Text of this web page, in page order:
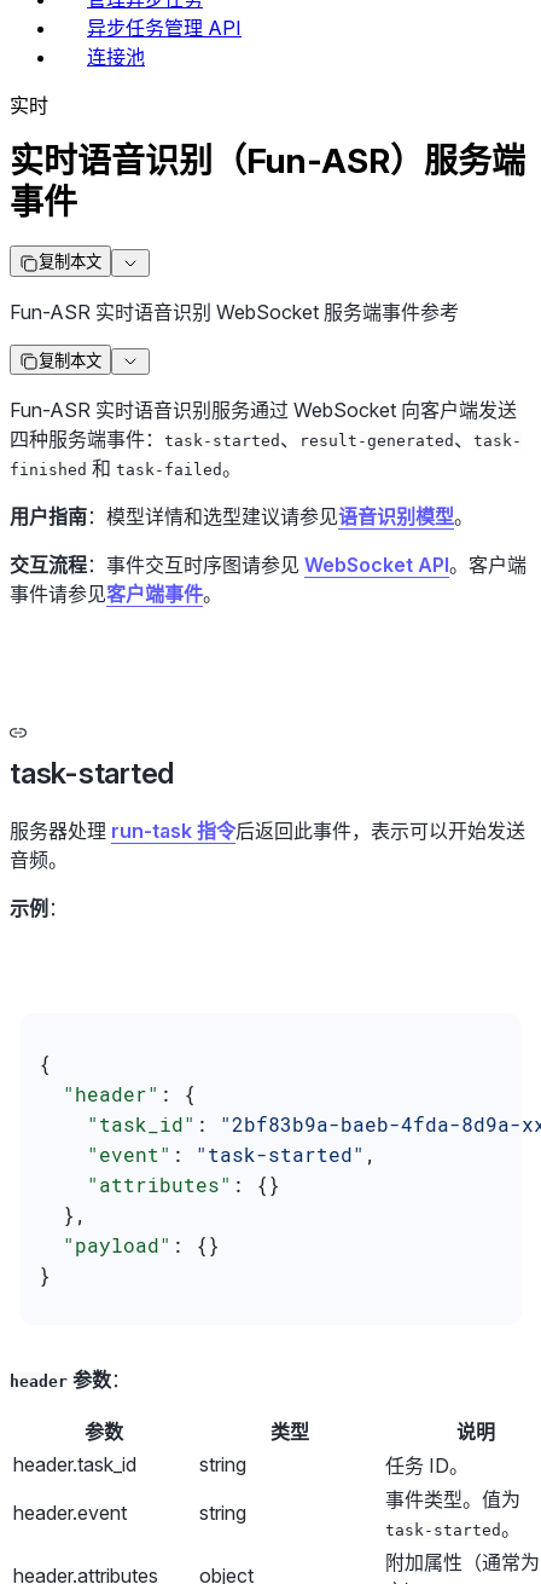
异步任务管理 API
连接池
实时
实时语音识别（Fun-ASR）服务端
事件
复制本文
Fun-ASR 实时语音识别 WebSocket 服务端事件参考
复制本文
Fun-ASR 实时语音识别服务通过 WebSocket 向客户端发送
四种服务端事件：
task-started 、 result-generated 、
task-
finished 和 task-failed。
用户指南：模型详情和选型建议请参见语音识别模型。
交互流程：事件交互时序图请参见 WebSocket API。客户端
事件请参见客户端事件。
task-started
服务器处理 run-task 指令后返回此事件，表示可以开始发送
音频。
示例 ：
{
  "header"
: {
    "task_id"
: "2bf83b9a-baeb-4fda-8d9a-
    "event"
: "task-started" ,
    "attributes"
: {}
  },
  "payload"
: {}
}
header 参数：
参数 类型
说明
header.task_id
string
任务 ID。
header.event
string
事件类型。值为
task-started。
header.attributes
object
附加属性（通常为